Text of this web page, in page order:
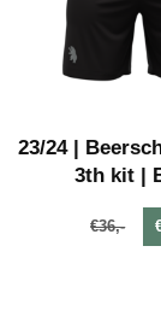
23/24 |
3th kit |
€36,-